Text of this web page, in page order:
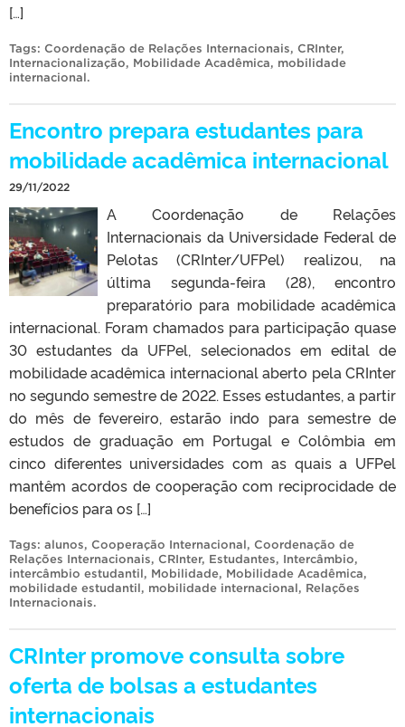
[…]
Tags: Coordenação de Relações Internacionais, CRInter,
Internacionalização, Mobilidade Acadêmica, mobilidade
internacional.
Encontro prepara estudantes para
mobilidade acadêmica internacional
29/11/2022
A Coordenação de Relações
Internacionais da Universidade Federal de
Pelotas (CRInter/UFPel) realizou, na
última segunda-feira (28), encontro
preparatório para mobilidade acadêmica
internacional. Foram chamados para participação quase
30 estudantes da UFPel, selecionados em edital de
mobilidade acadêmica internacional aberto pela CRInter
no segundo semestre de 2022. Esses estudantes, a partir
do mês de fevereiro, estarão indo para semestre de
estudos de graduação em Portugal e Colômbia em
cinco diferentes universidades com as quais a UFPel
mantêm acordos de cooperação com reciprocidade de
benefícios para os […]
Tags: alunos, Cooperação Internacional, Coordenação de
Relações Internacionais, CRInter, Estudantes, Intercâmbio,
intercâmbio estudantil, Mobilidade, Mobilidade Acadêmica,
mobilidade estudantil, mobilidade internacional, Relações
Internacionais.
CRInter promove consulta sobre
oferta de bolsas a estudantes
internacionais